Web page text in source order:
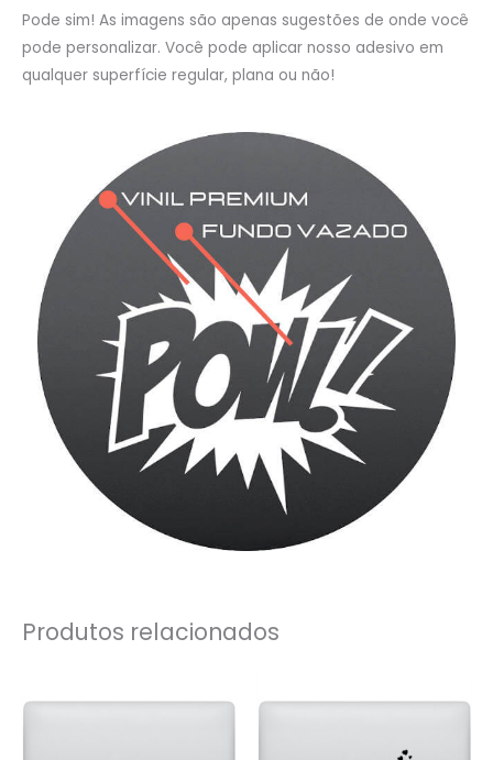
Pode sim! As imagens são apenas sugestões de onde você
pode personalizar. Você pode aplicar nosso adesivo em
qualquer superfície regular, plana ou não!
Produtos relacionados